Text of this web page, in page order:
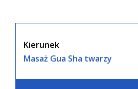
Kierunek
Masaż Gua Sha twarzy